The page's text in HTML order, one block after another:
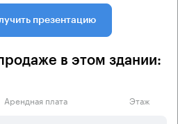
презентацию
в этом здании:
Арендная плата Этаж